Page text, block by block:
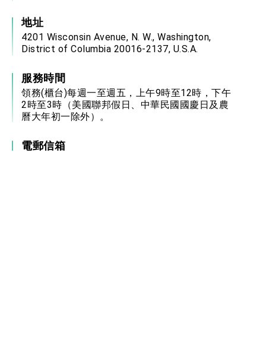
地址
4201 Wisconsin Avenue, N. W., Washington,
District of Columbia 20016-2137, U.S.A.
服務時間
領務(櫃台)每週一至週五，上午9時至12時，下午
2時至3時（美國聯邦假日、中華民國國慶日及農
曆大年初一除外）。
電郵信箱